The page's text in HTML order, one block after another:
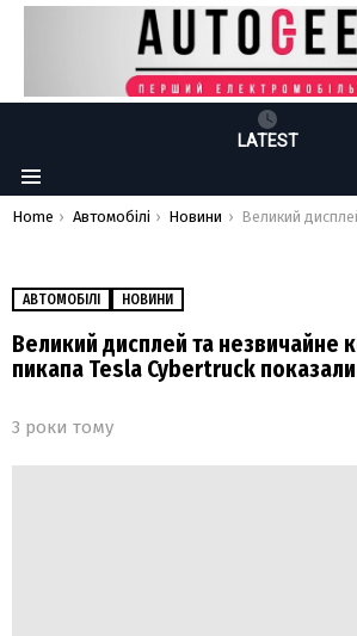
LATEST
Menu
You are here:
Home Автомобілі Новини Великий дисплей та незвичайне кермо: інтер’єр пикапа Tesla Cybertruck показали на
АВТОМОБІЛІ НОВИНИ
Великий дисплей та незвичайне
пикапа Tesla Cybertruck
3 роки тому